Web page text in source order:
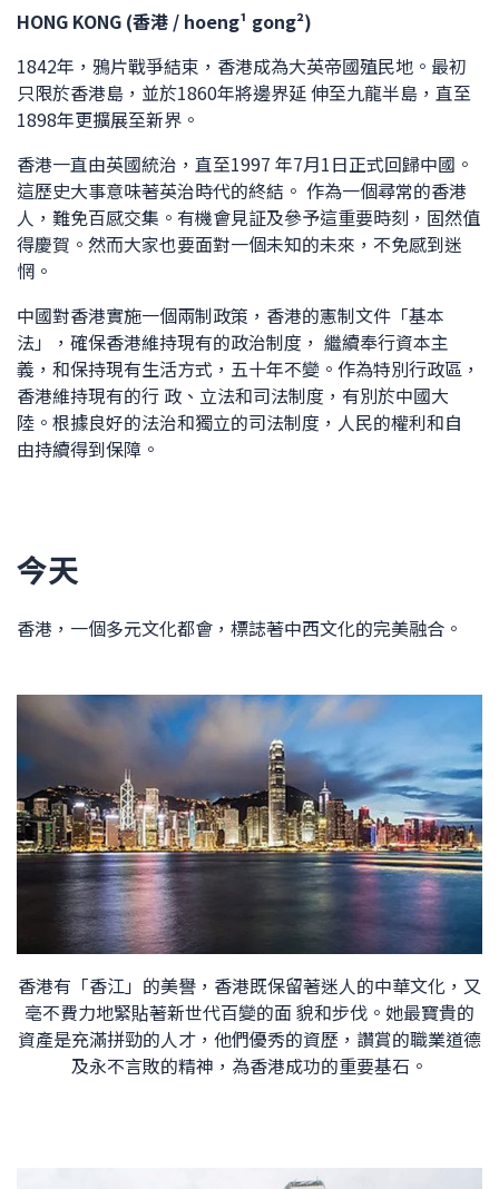
HONG KONG (香港 / hoeng¹ gong²)
1842年，鴉片戰爭結束，香港成為大英帝國殖民地。最初
只限於香港島，並於1860年將邊界延 伸至九龍半島，直至
1898年更擴展至新界。
香港一直由英國統治，直至1997 年7月1日正式回歸中國。
這歷史大事意味著英治時代的終結。 作為一個尋常的香港
人，難免百感交集。有機會見証及參予這重要時刻，固然值
得慶賀。然而大家也要面對一個未知的未來，不免感到迷
惘。
中國對香港實施一個兩制政策，香港的憲制文件「基本
法」，確保香港維持現有的政治制度， 繼續奉行資本主
義，和保持現有生活方式，五十年不變。作為特別行政區，
香港維持現有的行 政、立法和司法制度，有別於中國大
陸。根據良好的法治和獨立的司法制度，人民的權利和自
由持續得到保障。
今天
香港，一個多元文化都會，標誌著中西文化的完美融合。
香港有「香江」的美譽，香港既保留著迷人的中華文化，又
亳不費力地緊貼著新世代百變的面 貌和步伐。她最寶貴的
資產是充滿拼勁的人才，他們優秀的資歷，讚賞的職業道德
及永不言敗的精神，為香港成功的重要基石。